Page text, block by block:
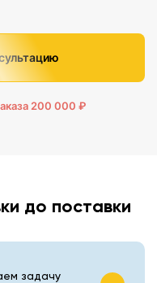
200 000 ₽
до поставки
задачу